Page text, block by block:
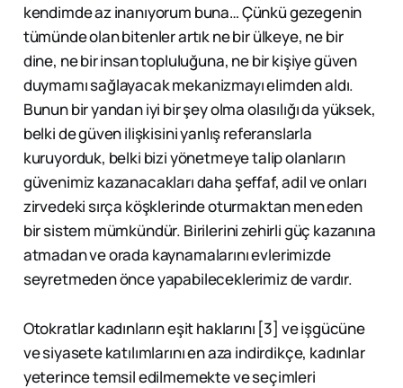
kendimde az inanıyorum buna… Çünkü gezegenin
tümünde olan bitenler artık ne bir ülkeye, ne bir
dine, ne bir insan topluluğuna, ne bir kişiye güven
duymamı sağlayacak mekanizmayı elimden aldı.
Bunun bir yandan iyi bir şey olma olasılığı da yüksek,
belki de güven ilişkisini yanlış referanslarla
kuruyorduk, belki bizi yönetmeye talip olanların
güvenimiz kazanacakları daha şeffaf, adil ve onları
zirvedeki sırça köşklerinde oturmaktan men eden
bir sistem mümkündür. Birilerini zehirli güç kazanına
atmadan ve orada kaynamalarını evlerimizde
seyretmeden önce yapabileceklerimiz de vardır.
Otokratlar kadınların eşit haklarını [3] ve işgücüne
ve siyasete katılımlarını en aza indirdikçe, kadınlar
yeterince temsil edilmemekte ve seçimleri